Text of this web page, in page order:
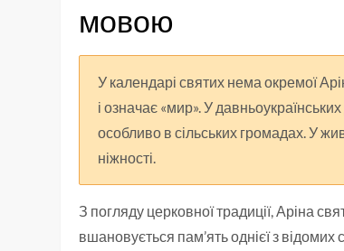
мовою
У календарі святих нема окремої
і означає «мир». У
особливо в сільських громадах. У
ніжності.
З погляду церковної традиції, Аріна
вшановується пам’ять однієї з